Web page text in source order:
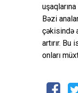
Bəzi
çəkisində
artırır.
onları